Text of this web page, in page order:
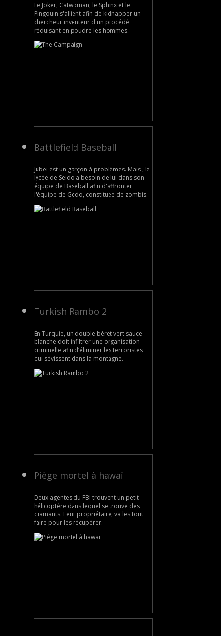
Le Joker, Catwoman, le Sphinx et le
Pingouin s'allient afin de kidnapper un
chercheur inventeur d'un procédé
réduisant en poudre les hommes.
Battlefield Baseball
Jubei est un garçon à problèmes. Mais , le
lycée de Seido a besoin de lui dans son
équipe de Baseball afin d'affronter
l'équipe de Gedo, constituée de zombis.
Turkish Rambo 2
En Turquie, un double béret vert sauce
blanche doit infiltrer une organisation
criminelle afin d’éliminer les terroristes
qui sévissent dans la montagne.
Piège mortel à hawaï
Deux agentes du FBI trouvent un petit
hélicoptère dans lequel se trouve des
diamants. Leur propriétaire, va les tout
faire pour les récupérer.